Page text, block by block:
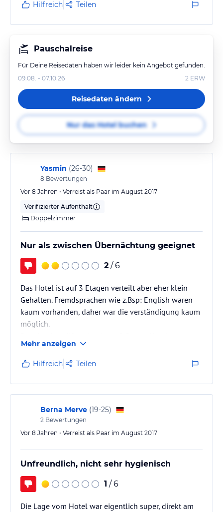
Hilfreich Teilen
Pauschalreise
Für Deine Reisedaten haben wir leider kein Angebot gefunden.
09.08. - 07.10.26
2 ERW
Reisedaten ändern
Nur das Hotel buchen
Yasmin (26-30)
8 Bewertungen
Vor 8 Jahren • Verreist als Paar im August 2017
Verifizierter Aufenthalt
Doppelzimmer
Nur als zwischen Übernächtung geeignet
2 / 6
Das Hotel ist auf 3 Etagen verteilt aber eher klein
Gehalten. Fremdsprachen wie z.Bsp: English waren
kaum vorhanden, daher war die verständigung kaum
möglich.
waren,wussten wir vom Anfang das wir keine hohen
erwartungen haben brauchen, sauberkeit wurde aber
hier klein geschrieben.
Mehr anzeigen
Hilfreich Teilen
Berna Merve (19-25)
2 Bewertungen
Vor 8 Jahren • Verreist als Paar im August 2017
Unfreundlich, nicht sehr hygienisch
1 / 6
Die Lage vom Hotel war eigentlich super, direkt am